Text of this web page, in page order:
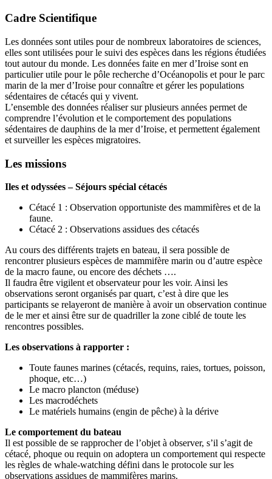
Cadre Scientifique
Les données sont utiles pour de nombreux laboratoires de sciences,
elles sont utilisées pour le suivi des espèces dans les régions étudiées
tout autour du monde. Les données faite en mer d’Iroise sont en
particulier utile pour le pôle recherche d’Océanopolis et pour le parc
marin de la mer d’Iroise pour connaître et gérer les populations
sédentaires de cétacés qui y vivent.
L’ensemble des données réaliser sur plusieurs années permet de
comprendre l’évolution et le comportement des populations
sédentaires de dauphins de la mer d’Iroise, et permettent également
et surveiller les espèces migratoires.
Les missions
Iles et odyssées – Séjours spécial cétacés
Cétacé 1 : Observation opportuniste des mammifères et de la
faune.
Cétacé 2 : Observations assidues des cétacés
Au cours des différents trajets en bateau, il sera possible de
rencontrer plusieurs espèces de mammifère marin ou d’autre espèce
de la macro faune, ou encore des déchets ….
Il faudra être vigilent et observateur pour les voir. Ainsi les
observations seront organisés par quart, c’est à dire que les
participants se relayeront de manière à avoir un observation continue
de le mer et ainsi être sur de quadriller la zone ciblé de toute les
rencontres possibles.
Les observations à rapporter :
Toute faunes marines (cétacés, requins, raies, tortues, poisson,
phoque, etc…)
Le macro plancton (méduse)
Les macrodéchets
Le matériels humains (engin de pêche) à la dérive
Le comportement du bateau
Il est possible de se rapprocher de l’objet à observer, s’il s’agit de
cétacé, phoque ou requin on adoptera un comportement qui respecte
les règles de whale-watching défini dans le protocole sur les
observations assidues de mammifères marins.